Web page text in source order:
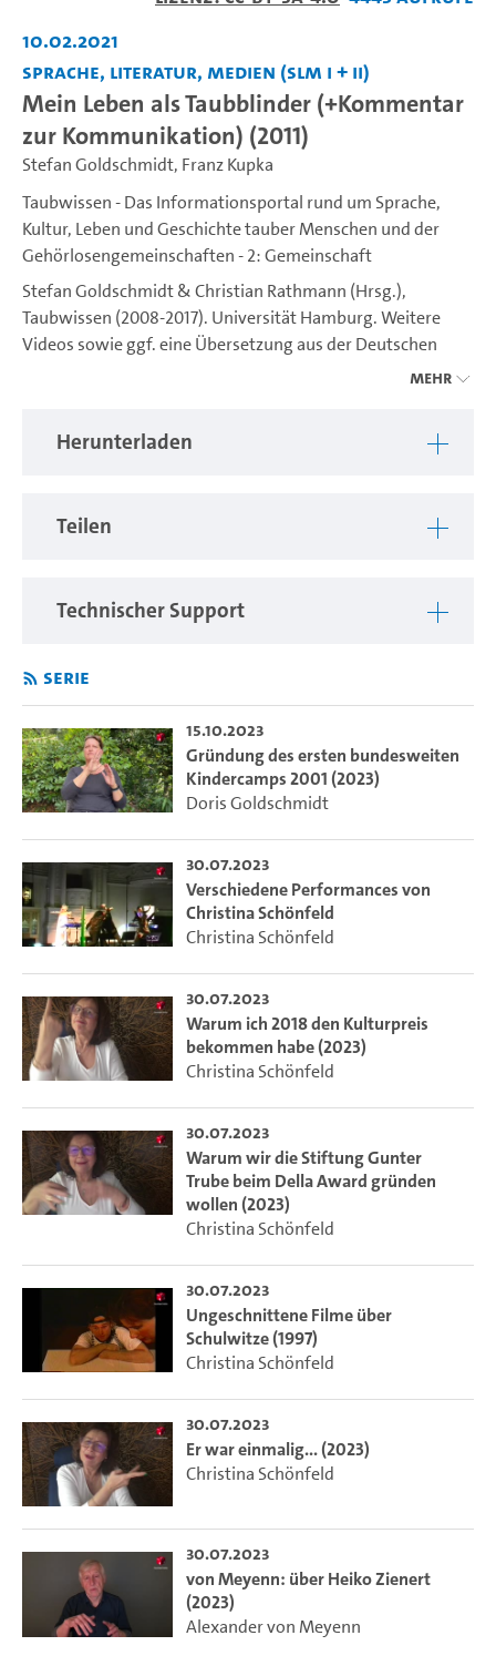
10.02.2021
Sprache, Literatur, Medien (SLM I + II)
Mein Leben als Taubblinder (+Kommentar
zur Kommunikation) (2011)
Stefan Goldschmidt, Franz Kupka
Taubwissen - Das Informationsportal rund um Sprache,
Kultur, Leben und Geschichte tauber Menschen und der
Gehörlosengemeinschaften - 2: Gemeinschaft
Stefan Goldschmidt & Christian Rathmann (Hrsg.),
Taubwissen (2008-2017). Universität Hamburg. Weitere
Videos sowie ggf. eine Übersetzung aus der Deutschen
Gebärdensprache und Kommunikation Gehörloser).
Mehr
Herunterladen
Teilen
Technischer Support
Serie
15.10.2023
Gründung des ersten bundesweiten
Kindercamps 2001 (2023)
Doris Goldschmidt
30.07.2023
Verschiedene Performances von
Christina Schönfeld
Christina Schönfeld
30.07.2023
Warum ich 2018 den Kulturpreis
bekommen habe (2023)
Christina Schönfeld
30.07.2023
Warum wir die Stiftung Gunter
Trube beim Della Award gründen
wollen (2023)
Christina Schönfeld
30.07.2023
Ungeschnittene Filme über
Schulwitze (1997)
Christina Schönfeld
30.07.2023
Er war einmalig... (2023)
Christina Schönfeld
30.07.2023
von Meyenn: über Heiko Zienert
(2023)
Alexander von Meyenn